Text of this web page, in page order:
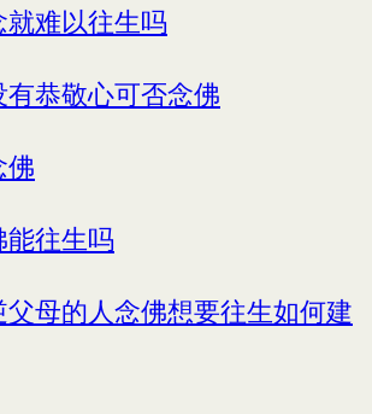
就难以往生吗
有恭敬心可否念佛
佛
能往生吗
父母的人念佛想要往生如何建